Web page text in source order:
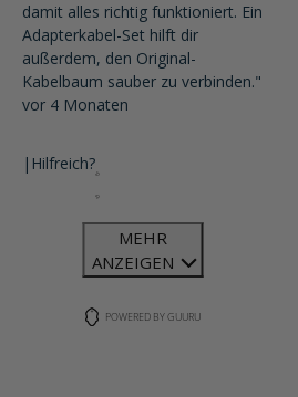
damit alles richtig funktioniert. Ein
Adapterkabel-Set hilft dir
außerdem, den Original-
Kabelbaum sauber zu verbinden."
vor 4 Monaten
| Hilfreich?
MEHR
ANZEIGEN
POWERED BY GUURU